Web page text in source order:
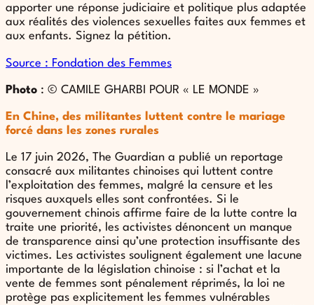
apporter une réponse judiciaire et politique plus adaptée
aux réalités des violences sexuelles faites aux femmes et
aux enfants. Signez la pétition.
Source : Fondation des Femmes
Photo : © CAMILE GHARBI POUR « LE MONDE »
En Chine, des militantes luttent contre le mariage
forcé dans les zones rurales
Le 17 juin 2026, The Guardian a publié un reportage
consacré aux militantes chinoises qui luttent contre
l’exploitation des femmes, malgré la censure et les
risques auxquels elles sont confrontées. Si le
gouvernement chinois affirme faire de la lutte contre la
traite une priorité, les activistes dénoncent un manque
de transparence ainsi qu’une protection insuffisante des
victimes. Les activistes soulignent également une lacune
importante de la législation chinoise : si l’achat et la
vente de femmes sont pénalement réprimés, la loi ne
protège pas explicitement les femmes vulnérables